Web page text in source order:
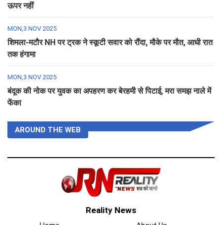
ऊपर नहीं
MON,3 NOV 2025
शिमला-मटौर NH पर ट्रक ने स्कूटी सवार को रौंदा, मौके पर मौत, आधी रात
तक हंगामा
MON,3 NOV 2025
बंदूक की नोक पर युवक का अपहरण कर बेरहमी से पिटाई, मरा समझ नाले में
फेंका
AROUND THE WEB
Reality News